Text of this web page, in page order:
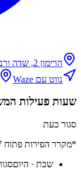
הרימון 2, שדה ורבורג
נווט עם Waze
שעות פעילות
סגור כעת
*מקרר הפירות פתוח 24/7
שבת · היום